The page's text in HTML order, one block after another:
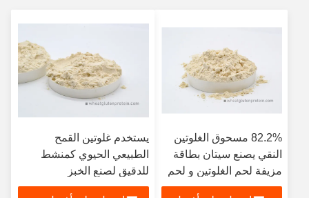
82.2% مسحوق الغلوتين
النقي يصنع سيتان بطاقة
مزيفة لحم الغلوتين و لحم
القمح
يستخدم غلوتين القمح
الطبيعي الحيوي كمنشط
للدقيق لصنع الخبز